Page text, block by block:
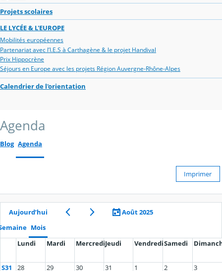
Projets scolaires
LE LYCÉE & L'EUROPE
Mobilités européennes
Partenariat avec l’I.E.S à Carthagène & le projet Handival
Prix Hippocrène
Séjours en Europe avec les projets Région Auvergne-Rhône-Alpes
Calendrier de l'orientation
Agenda
Blog Agenda
Imprimer
Aujourd’hui
Août 2025
Mois
Lundi
Mardi MercrediJeudi VendrediSamedi
S31 28 29 30 31 1 2 3